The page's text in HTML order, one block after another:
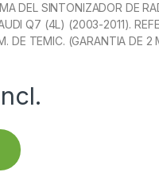
DEL SINTONIZADOR DE
Q7 (4L) (2003-2011).
DE TEMIC. (GARANTIA DE 2